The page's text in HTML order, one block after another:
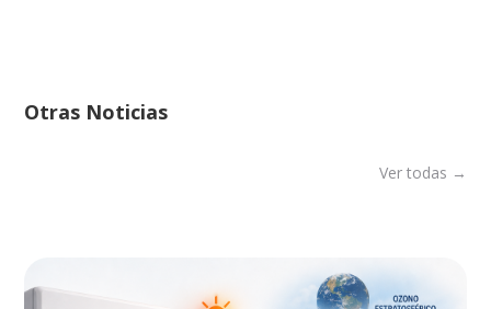
Otras Noticias
Ver todas →